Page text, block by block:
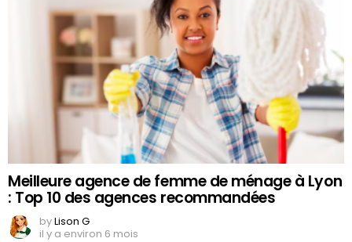
Meilleure agence de femme de ménage à Lyon
: Top 10 des agences recommandées
byLison G
il y a environ 6 mois